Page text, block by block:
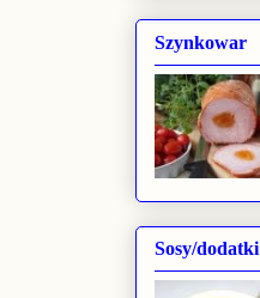
Szynkowar
Sosy/dodatki